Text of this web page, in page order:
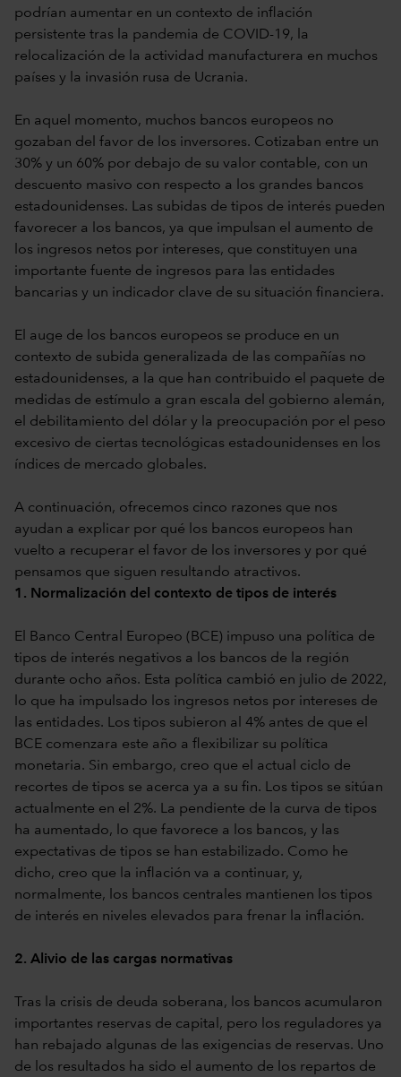
podrían aumentar en un contexto de inflación
persistente tras la pandemia de COVID-19, la
relocalización de la actividad manufacturera en muchos
países y la invasión rusa de Ucrania.
En aquel momento, muchos bancos europeos no
gozaban del favor de los inversores. Cotizaban entre un
30% y un 60% por debajo de su valor contable, con un
descuento masivo con respecto a los grandes bancos
estadounidenses. Las subidas de tipos de interés pueden
favorecer a los bancos, ya que impulsan el aumento de
los ingresos netos por intereses, que constituyen una
importante fuente de ingresos para las entidades
bancarias y un indicador clave de su situación financiera.
El auge de los bancos europeos se produce en un
contexto de subida generalizada de las compañías no
estadounidenses, a la que han contribuido el paquete de
medidas de estímulo a gran escala del gobierno alemán,
el debilitamiento del dólar y la preocupación por el peso
excesivo de ciertas tecnológicas estadounidenses en los
índices de mercado globales.
A continuación, ofrecemos cinco razones que nos
ayudan a explicar por qué los bancos europeos han
vuelto a recuperar el favor de los inversores y por qué
pensamos que siguen resultando atractivos.
1. Normalización del contexto de tipos de interés
El Banco Central Europeo (BCE) impuso una política de
tipos de interés negativos a los bancos de la región
durante ocho años. Esta política cambió en julio de 2022,
lo que ha impulsado los ingresos netos por intereses de
las entidades. Los tipos subieron al 4% antes de que el
BCE comenzara este año a flexibilizar su política
monetaria. Sin embargo, creo que el actual ciclo de
recortes de tipos se acerca ya a su fin. Los tipos se sitúan
actualmente en el 2%. La pendiente de la curva de tipos
ha aumentado, lo que favorece a los bancos, y las
expectativas de tipos se han estabilizado. Como he
dicho, creo que la inflación va a continuar, y,
normalmente, los bancos centrales mantienen los tipos
de interés en niveles elevados para frenar la inflación.
2. Alivio de las cargas normativas
Tras la crisis de deuda soberana, los bancos acumularon
importantes reservas de capital, pero los reguladores ya
han rebajado algunas de las exigencias de reservas. Uno
de los resultados ha sido el aumento de los repartos de